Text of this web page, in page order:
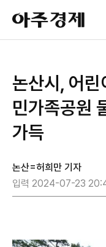
아
주
경
논산시, 어린
민가족공원
가득
논산=허희만 기자
입력 2024-07-23